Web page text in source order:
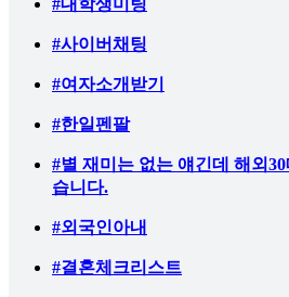
#대학생미팅
#사이버채팅
#여자소개받기
#한일펜팔
#별 재미는 없는 얘긴데 해외
습니다.
#외국인아내
#결혼체크리스트